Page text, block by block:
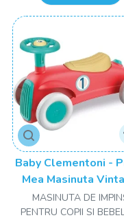
Baby Clementoni -
Mea Masinuta
MASINUTA DE
PENTRU COPII SI